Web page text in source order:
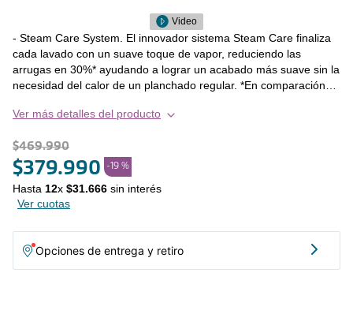
Video
- Steam Care System. El innovador sistema Steam Care finaliza
cada lavado con un suave toque de vapor, reduciendo las
arrugas en 30%* ayudando a lograr un acabado más suave sin la
necesidad del calor de un planchado regular. *En comparación
SensiCare System. El sistema Sensi Care ajusta
Fensa Perfect Care 8WD al tamaño de la carga, durante el
primer minuto de lavado, reduciendo así el tiempo, el agua y la
energía del programa. Es un sistema de alta precisión que
optimiza el ciclo de acuerdo al tipo de tela, detectando el peso y
el nivel de absorción de agua de la misma. - Time Efficient
Perfect Care 8WD de Fensa incluye un ciclo de lavado "Rápido
15 minutos" que es uno de los ciclos más rápidos del mercado,
Ver más detalles del producto
$469.990
$379.990 -19 %
Hasta 12x $31.666 sin interés
Ver cuotas
Opciones de entrega y retiro